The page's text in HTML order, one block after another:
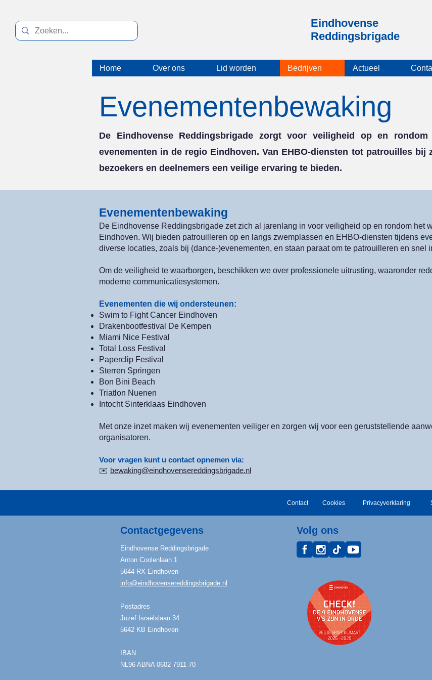
Eindhovense
Reddingsbrigade
Home Over ons Lid worden Bedrijven Actueel
Evenementenbewaking
De Eindhovense Reddingsbrigade zorgt voor veiligheid op en
evenementen in de regio Eindhoven. Van EHBO-diensten tot patrouilles bij
bezoekers en deelnemers een veilige ervaring te bieden.
Evenementenbewaking
De Eindhovense Reddingsbrigade zet zich al jarenlang in voor veiligheid op en rondom het
Eindhoven. Wij bieden patrouilleren op en langs zwemplassen en EHBO-diensten tijdens
diverse locaties, zoals bij (dance-)evenementen, en staan paraat om te patrouilleren en snel
Om de veiligheid te waarborgen, beschikken we over professionele uitrusting, waaronder
moderne communicatiesystemen.
Evenementen die wij ondersteunen:
Swim to Fight Cancer Eindhoven
Drakenbootfestival De Kempen
Miami Nice Festival
Total Loss Festival
Paperclip Festival
Sterren Springen
Bon Bini Beach
Triatlon Nuenen
Intocht Sinterklaas Eindhoven
Met onze inzet maken wij evenementen veiliger en zorgen wij voor een geruststellende
organisatoren.
Voor vragen kunt u contact opnemen via:
✉️ bewaking@eindhovensereddingsbrigade.nl
Contact Cookies Privacyverklaring
Contactgegevens
​Eindhovense Reddingsbrigade
Anton Coolenlaan 1
5644 RX Eindhoven
info@eindhovensereddingsbrigade.nl
Postadres
​Jozef Israëlslaan 34
​5642 KB Eindhoven
IBAN
NL96 ABNA 0602 7911 70
Volg ons